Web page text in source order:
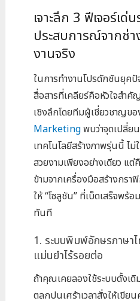
เจาะลึก 3 ฟีเจอร์เ
ประสบการณ์จากช่า
งานจริง
ในการทำงานโปรดักชันยุคปั
สื่อสารที่เคลียร์คือหัวใจสำคั
เชิงลึกโดยทีมผู้เชี่ยวชาญขอ
Marketingพบว่าจุดเปลี่
เทคโนโลยีสร้างภาพรุ่นนี้ ไ
สวยงามเพียงอย่างเดียว แต่
ข้ามจากเครื่องมือสร้างกรา
ให้ “โซลูชัน” ที่เบ็ดเสร็จพร้
ทันที
1. ระบบพิมพ์อักษรภาษาไ
แม่นยำไร้รอยต่อ
ถ้าคุณเคยลองใช้ระบบดั้งเ
ตลกปนเศร้าเวลาสั่งให้เขียน